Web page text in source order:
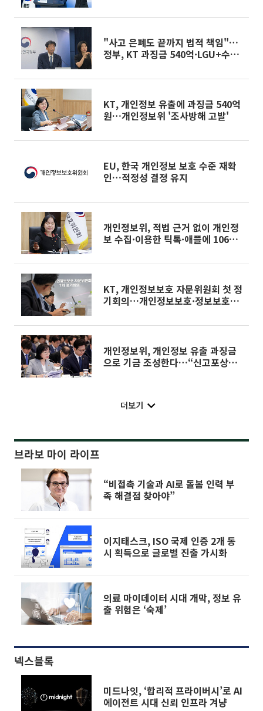
"사고 은폐도 끝까지 법적 책임"…
정부, KT 과징금 540억·LGU+수사
KT, 개인정보 유출에 과징금 540억
원…개인정보위 '조사방해 고발'
EU, 한국 개인정보 보호 수준 재확
인…적정성 결정 유지
개인정보위, 적법 근거 없이 개인정
보 수집·이용한 틱톡·애플에 106억
KT, 개인정보보호 자문위원회 첫 정
기회의…개인정보보호·정보보호
개인정보위, 개인정보 유출 과징금
으로 기금 조성한다…“신고포상금
더보기
브라보 마이 라이프
“비접촉 기술과 AI로 돌봄 인력 부
족 해결점 찾아야”
이지태스크, ISO 국제 인증 2개 동
시 획득으로 글로벌 진출 가시화
의료 마이데이터 시대 개막, 정보 유
출 위험은 ‘숙제’
넥스블록
미드나잇, ‘합리적 프라이버시’로 AI
에이전트 시대 신뢰 인프라 겨냥